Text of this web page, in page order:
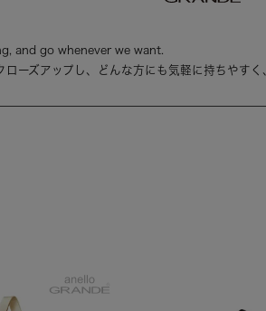
and go whenever we want.
ーズアップし、どんな方にも気軽に持ちやすく